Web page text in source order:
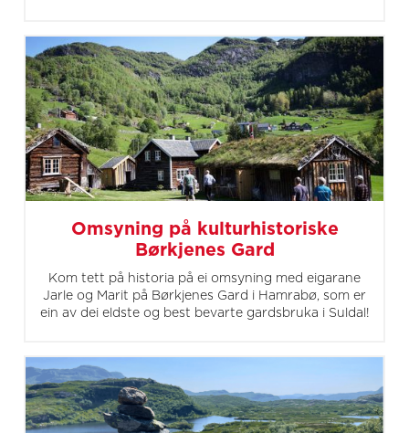
Omsyning på kulturhistoriske
Børkjenes Gard
Kom tett på historia på ei omsyning med eigarane
Jarle og Marit på Børkjenes Gard i Hamrabø, som er
ein av dei eldste og best bevarte gardsbruka i Suldal!